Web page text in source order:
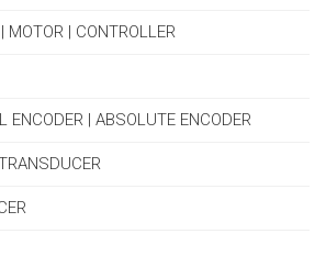
MOTOR | CONTROLLER
ENCODER | ABSOLUTE ENCODER